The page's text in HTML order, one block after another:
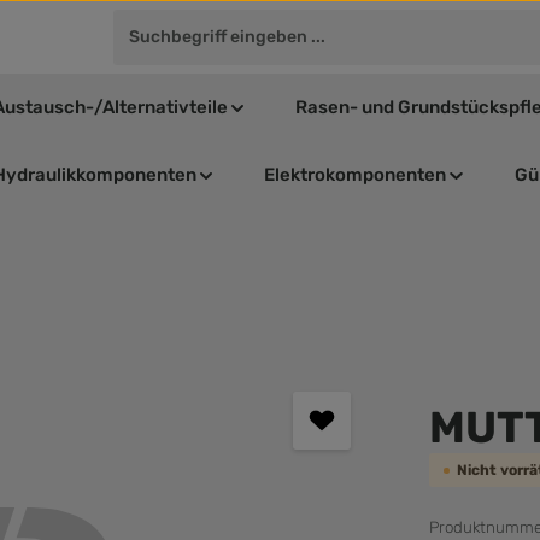
Alternativteile Rasen- und
Elektrokomponenten
Nicht